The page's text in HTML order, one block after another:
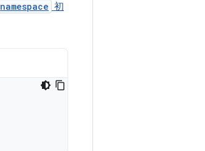
namespace 初